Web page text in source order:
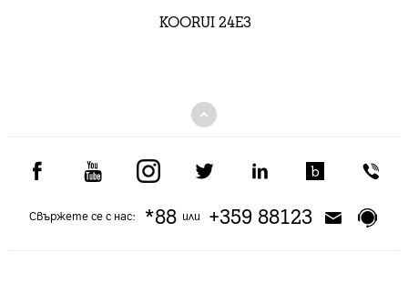
KOORUI 24E3
Свържете се с нас: *88или +359 88123